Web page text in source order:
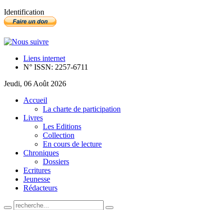
Identification
Liens internet
N° ISSN: 2257-6711
Jeudi, 06 Août 2026
Accueil
La charte de participation
Livres
Les Editions
Collection
En cours de lecture
Chroniques
Dossiers
Ecritures
Jeunesse
Rédacteurs